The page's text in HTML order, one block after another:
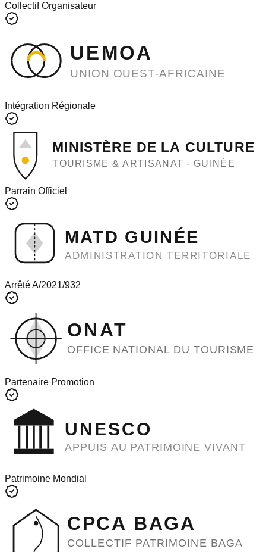
Collectif Organisateur
UEMOA
UNION OUEST-AFRICAINE
Intégration Régionale
MINISTÈRE DE LA CULTURE
TOURISME & ARTISANAT - GUINÉE
Parrain Officiel
MATD GUINÉE
ADMINISTRATION TERRITORIALE
Arrêté A/2021/932
ONAT
OFFICE NATIONAL DU TOURISME
Partenaire Promotion
UNESCO
APPUIS AU PATRIMOINE VIVANT
Patrimoine Mondial
CPCA BAGA
COLLECTIF PATRIMOINE BAGA